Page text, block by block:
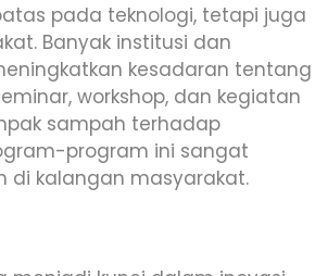
pada teknologi, tetapi juga
Banyak institusi dan
kesadaran tentang
workshop, dan kegiatan
sampah terhadap
program ini sangat
di kalangan masyarakat.